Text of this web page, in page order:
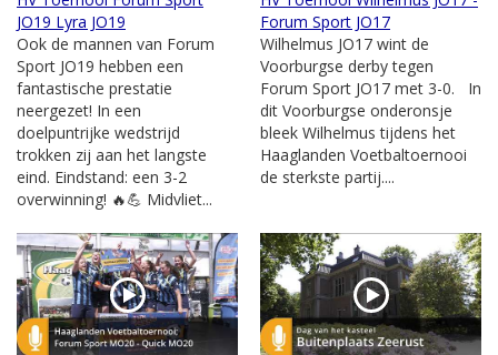
JO19 Lyra JO19
Ook de mannen van Forum
Sport JO19 hebben een
fantastische prestatie
neergezet! In een
doelpuntrijke wedstrijd
trokken zij aan het langste
eind. Eindstand: een 3-2
overwinning! 🔥💪 Midvliet...
Forum Sport JO17
Wilhelmus JO17 wint de
Voorburgse derby tegen
Forum Sport JO17 met 3-0. In
dit Voorburgse onderonsje
bleek Wilhelmus tijdens het
Haaglanden Voetbaltoernooi
de sterkste partij....